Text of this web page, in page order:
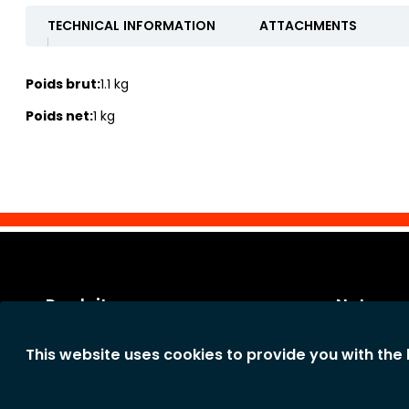
TECHNICAL INFORMATION ATTACHMENTS
Poids brut:1.1 kg
Poids net:1 kg
Produits
Nouveaux produits
Notre
Conditions
This website uses cookies to provide you with